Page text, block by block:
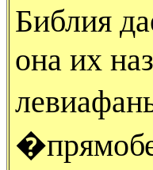
Библия
она их